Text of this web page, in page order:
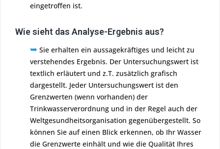
eingetroffen ist.
Wie sieht das Analyse-Ergebnis aus?
➥ Sie erhalten ein aussagekräftiges und leicht zu
verstehendes Ergebnis. Der Untersuchungswert ist
textlich erläutert und z.T. zusätzlich grafisch
dargestellt. Jeder Untersuchungswert ist den
Grenzwerten (wenn vorhanden) der
Trinkwasserverordnung und in der Regel auch der
Weltgesundheitsorganisation gegenübergestellt. So
können Sie auf einen Blick erkennen, ob Ihr Wasser
die Grenzwerte einhält und wie die Qualität Ihres